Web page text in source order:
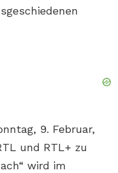
9. Februar,
und RTL+ zu
wird im